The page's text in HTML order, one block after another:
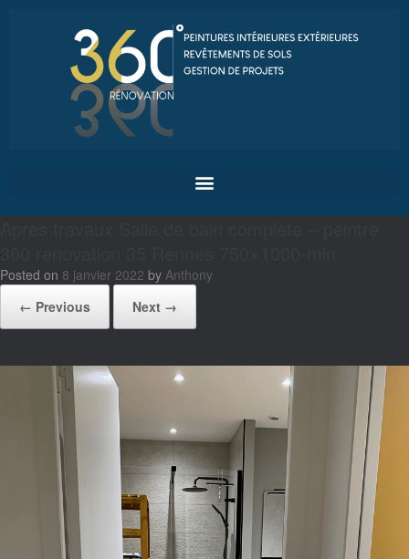
Posted on 8 janvier 2022 by Anthony
← Previous
Next →